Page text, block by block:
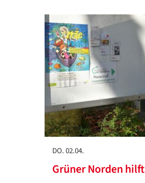
DO. 02.04.
Grüner Norden hilft